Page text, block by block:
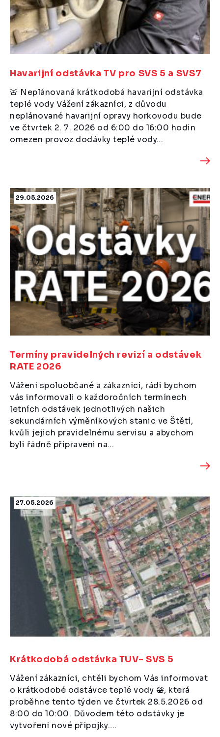
Havarijní odstávka TV pro SVS 5 a SVS7
🚨 Neplánovaná krátkodobá havarijní odstávka
teplé vody Vážení zákazníci, z důvodu
neplánované havarijní opravy horkovodu bude
ve čtvrtek 2. 7. 2026 od 6:00 do 16:00 hodin
omezen provoz dodávky teplé vody…
29.05.2026
Termíny pravidelných revizí a odstávek
RATE 2026
Vážení spoluobčané a zákazníci, rádi bychom
vás informovali o každoročních termínech
letních odstávek jednotlivých našich
sekundárních výměníkových stanic ve Štětí,
kvůli jejich pravidelnému servisu a abychom
byli řádně připraveni na…
27.05.2026
Krátkodobá odstávka TUV- SVS 5
Vážení zákazníci, chtěli bychom Vás informovat
o krátkodobé odstávce teplé vody 🛀, která
proběhne tento týden ve čtvrtek 28.5.2026 od
8:00 do 10:00. Důvodem této odstávky je
vytvoření nové přípojky….